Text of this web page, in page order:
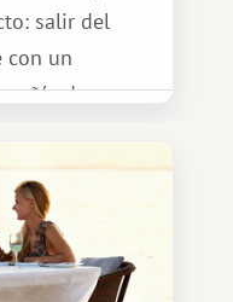
salir del
con un
de
complejo